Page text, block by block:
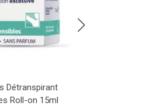
Détranspirant
Roll-on 15ml